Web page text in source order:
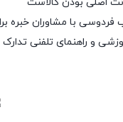
با مشاوران خبره
و راهنمای تلفنی